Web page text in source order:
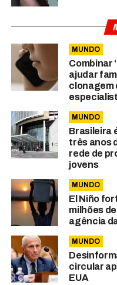
MUNDO
Combinar
ajudar
clonagem
MUNDO
Brasileira
três anos
rede de
jovens
MUNDO
El Niño
milhões
agência
MUNDO
circular
EUA